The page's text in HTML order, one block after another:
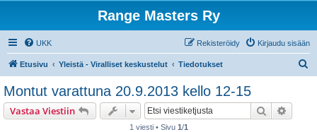
Range Masters Ry
UKK Kirjaudu sisään
Rekisteröidy
Etusivu Yleistä - Viralliset keskustelut Tiedotukset
Montut varattuna 20.9.2013 kello 12-15
Vastaa Viestiin Etsi
1 viesti • Sivu 1/1